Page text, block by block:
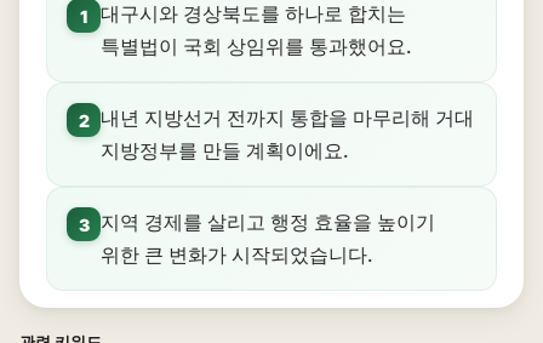
1
대구시와 경상북도를 하나로 합치는
특별법이 국회 상임위를 통과했어요.
2
내년 지방선거 전까지 통합을 마무리해 거대
지방정부를 만들 계획이에요.
3
지역 경제를 살리고 행정 효율을 높이기
위한 큰 변화가 시작되었습니다.